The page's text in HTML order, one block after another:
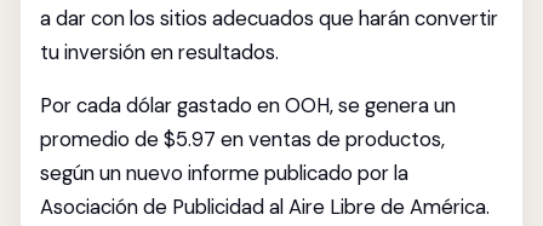
a dar con los sitios adecuados que harán convertir
tu inversión en resultados.
Por cada dólar gastado en OOH, se genera un
promedio de $5.97 en ventas de productos,
según un nuevo informe publicado por la
Asociación de Publicidad al Aire Libre de América.